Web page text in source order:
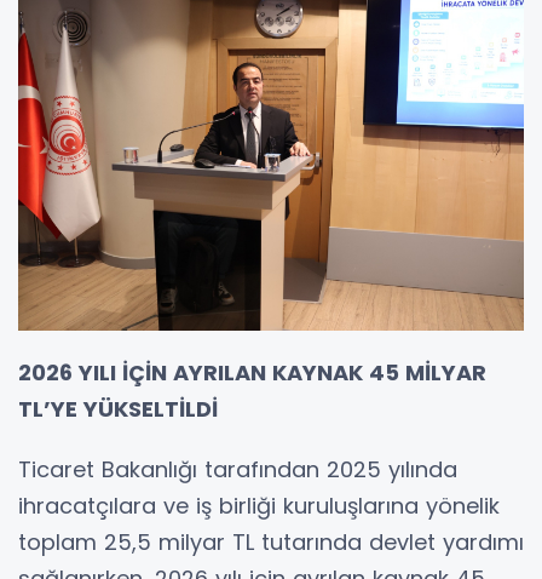
2026 YILI İÇİN AYRILAN KAYNAK 45 MİLYAR
TL’YE YÜKSELTİLDİ
Ticaret Bakanlığı tarafından 2025 yılında
ihracatçılara ve iş birliği kuruluşlarına yönelik
toplam 25,5 milyar TL tutarında devlet yardımı